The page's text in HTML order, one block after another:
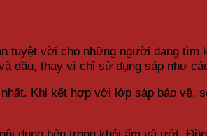
tuyệt vời cho những người đang
dầu, thay vì chỉ sử dụng sáp như
Khi kết hợp với lớp sáp bảo